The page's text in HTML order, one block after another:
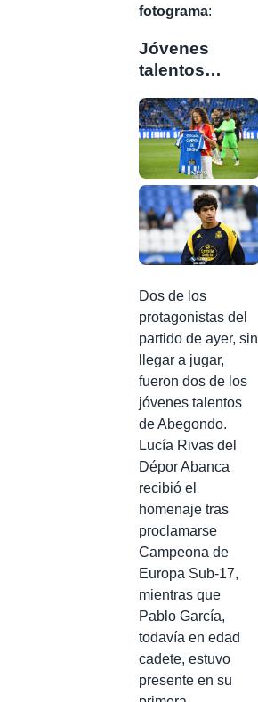
fotograma:
Jóvenes
talentos…
Dos de los
protagonistas del
partido de ayer, sin
llegar a jugar,
fueron dos de los
jóvenes talentos
de Abegondo.
Lucía Rivas del
Dépor Abanca
recibió el
homenaje tras
proclamarse
Campeona de
Europa Sub-17,
mientras que
Pablo García,
todavía en edad
cadete, estuvo
presente en su